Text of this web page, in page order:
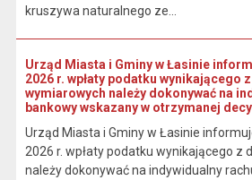
kruszywa naturalnego ze...
Urząd Miasta i Gminy w Łasinie
2026 r. wpłaty podatku wynikającego
wymiarowych należy dokonywać na
bankowy wskazany w otrzymanej
Urząd Miasta i Gminy w Łasinie
2026 r. wpłaty podatku wynikającego z
należy dokonywać na indywidualny